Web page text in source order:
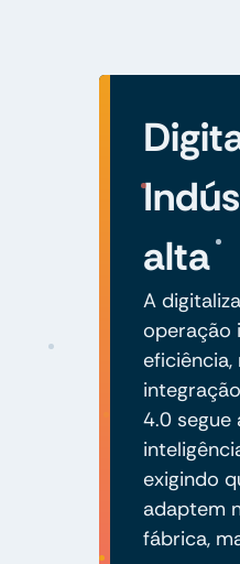
alta
A
operação
4.0 segue
exigindo
adaptem
fábrica,